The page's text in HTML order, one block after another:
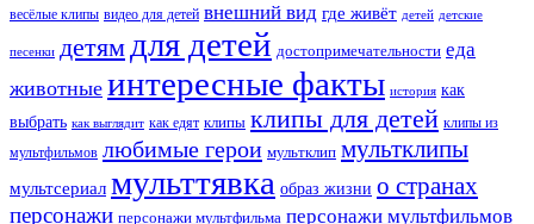
весёлые клипы видео для детей внешний вид где живёт детей детские
песенки детям для детей достопримечательности еда
животные интересные факты история как
выбрать как выглядит как едят клипы клипы для детей клипы из
мультфильмов любимые герои мультклип мультклипы
мультсериал мульттявка образ жизни о странах
персонажи персонажи мультфильма персонажи мультфильмов